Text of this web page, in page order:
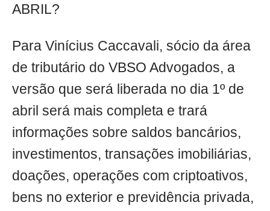
ABRIL?
Para Vinícius Caccavali, sócio da área
de tributário do VBSO Advogados, a
versão que será liberada no dia 1º de
abril será mais completa e trará
informações sobre saldos bancários,
investimentos, transações imobiliárias,
doações, operações com criptoativos,
bens no exterior e previdência privada,